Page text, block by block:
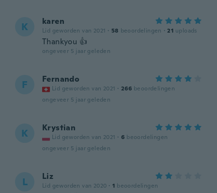
K karen
Lid geworden van 2021 · 58 beoordelingen · 21 uploads
Thankyou 👍
ongeveer 5 jaar geleden
F Fernando
Lid geworden van 2021 · 266 beoordelingen
ongeveer 5 jaar geleden
K Krystian
Lid geworden van 2021 · 6 beoordelingen
ongeveer 5 jaar geleden
L Liz
Lid geworden van 2020 · 1 beoordelingen